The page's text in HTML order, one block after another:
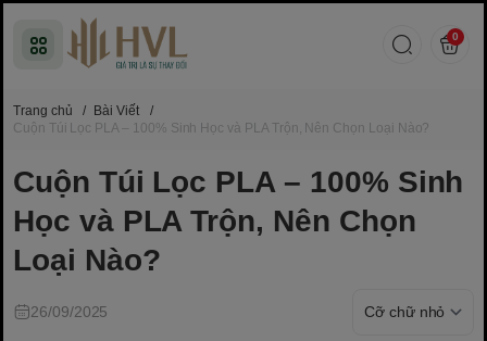
0
Trang chủ / Bài Viết
/
Cuộn Túi Lọc PLA – 100% Sinh Học và PLA Trộn, Nên Chọn Loại Nào?
Cuộn Túi Lọc PLA – 100% Sinh
Học và PLA Trộn, Nên Chọn
Loại Nào?
26/09/2025